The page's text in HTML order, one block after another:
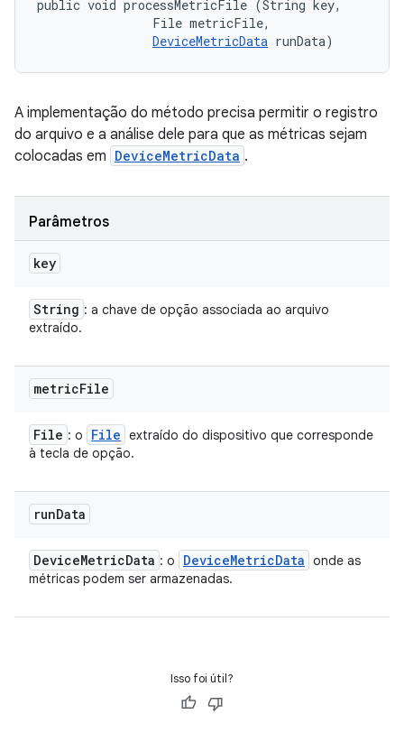
public void processMetricFile (String key,
                File metricFile,
DeviceMetricData runData)
A implementação do método precisa permitir o registro
do arquivo e a análise dele para que as métricas sejam
colocadas em DeviceMetricData .
Parâmetros
key
String : a chave de opção associada ao arquivo
extraído.
metricFile
File : o File extraído do dispositivo que corresponde
à tecla de opção.
runData
DeviceMetricData : o DeviceMetricData onde as
métricas podem ser armazenadas.
Isso foi útil?